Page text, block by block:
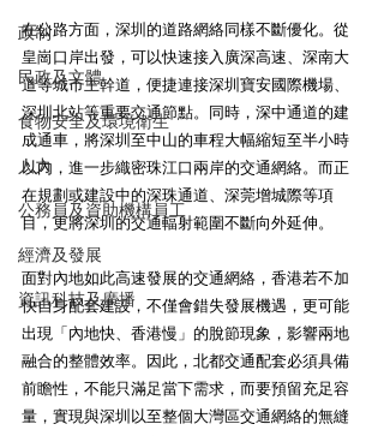
政制
民政及文體
食物安全及環境衛生
人力
公務員及資助機構員工
經濟及發展
資訊科技及廣播
在公路方面，深圳的道路網絡同樣不斷優化。從
皇崗口岸出發，可以快速接入廣深高速、深南大
道等城市主幹道，便捷連接深圳寶安國際機場、
深圳北站等重要交通節點。同時，深中通道的建
成通車，將深圳至中山的車程大幅縮短至半小時
以內，進一步織密珠江口兩岸的交通網絡。而正
在規劃或建設中的深珠通道、深莞增城際等項
目，更將深圳的交通輻射範圍不斷向外延伸。
面對內地如此高速發展的交通網絡，香港若不加
快自身配套建設，不僅會錯失發展機遇，更可能
出現「內地快、香港慢」的脫節現象，影響兩地
融合的整體效率。因此，北都交通配套必須具備
前瞻性，不能只滿足當下需求，而要預留充足容
量，實現與深圳以至整個大灣區交通網絡的無縫